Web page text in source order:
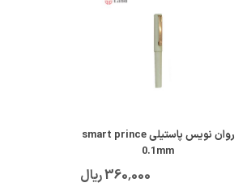
روان نویس پاستیلی smart prince
0.1mm
360٬000 ریال